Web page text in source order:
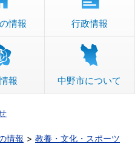
情報 行政情報
報 中野市について
情報
教養・文化・スポーツ